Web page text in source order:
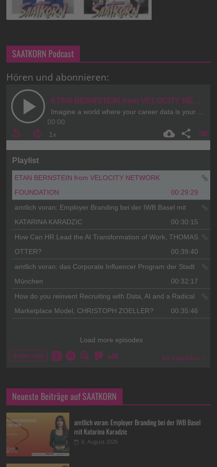
SAATKORN Podcast
Hören und abonnieren:
Neueste Beiträge auf SAATKORN
amtlich voran: Employer Branding bei der IWB Basel
mit Katarina Karadzic
6. August 2026